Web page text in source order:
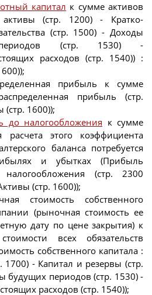
капитал к сумме активов
активы (стр. 1200) - Кратко-
(стр. 1500) - Доходы
(стр. 1530) -
расходов (стр. 1540)) :
прибыль к сумме
прибыль (стр.
(стр. 1600));
до налогообложения к сумме
расчета этого коэффициента
баланса потребуется
и убытках (Прибыль
(стр. 2300
(стр. 1600));
стоимость собственного
(рыночная стоимость ее
дату по цене закрытия) к
всех обязательств
собственного капитала :
1700) - Капитал и резервы (стр.
будущих периодов (стр. 1530) -
расходов (стр. 1540));